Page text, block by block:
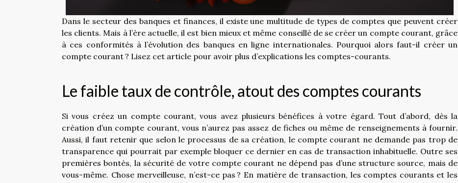
Dans le secteur des banques et finances, il existe une multitude de types de comptes que peuvent créer
les clients. Mais à l’ère actuelle, il est bien mieux et même conseillé de se créer un compte courant, grâce
à ces conformités à l’évolution des banques en ligne internationales. Pourquoi alors faut-il créer un
compte courant ? Lisez cet article pour avoir plus d’explications les comptes-courants.
Le faible taux de contrôle, atout des comptes courants
Si vous créez un compte courant, vous avez plusieurs bénéfices à votre égard. Tout d’abord, dès la
création d’un compte courant, vous n’aurez pas assez de fiches ou même de renseignements à fournir.
Aussi, il faut retenir que selon le processus de sa création, le compte courant ne demande pas trop de
transparence qui pourrait par exemple bloquer ce dernier en cas de transaction inhabituelle. Outre ses
premières bontés, la sécurité de votre compte courant ne dépend pas d’une structure source, mais de
vous-même. Chose merveilleuse, n’est-ce pas ? En matière de transaction, les comptes courants et les